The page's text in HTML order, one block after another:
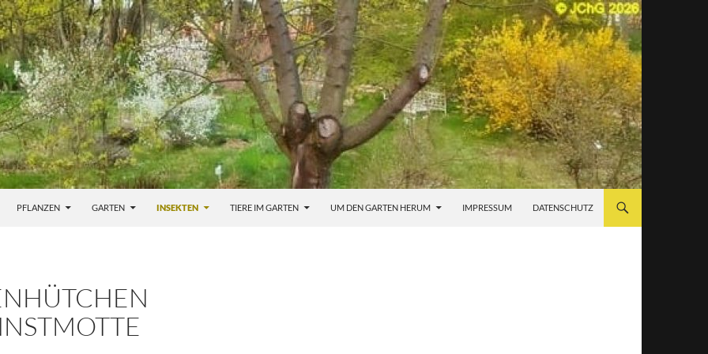
PFLANZEN GARTEN INSEKTEN TIERE IM GARTEN UM DEN GARTEN HERUM IMPRESSUM DATENSCHUTZ